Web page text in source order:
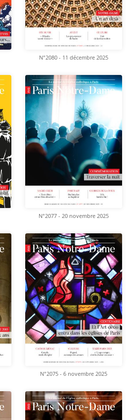
N°2080 - 11 décembre 2025
N°2077 - 20 novembre 2025
N°2075 - 6 novembre 2025